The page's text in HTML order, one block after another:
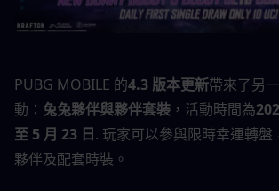
PUBG MOBILE 的4.3 版本更新帶來了另
動： 兔兔夥伴與夥伴套裝 ，活動時間為
至 5 月 23 日 . 玩家可以參與限時幸運轉盤
夥伴及配套時裝。